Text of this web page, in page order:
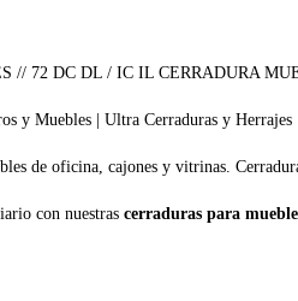
// 72 DC DL / IC IL CERRADURA
y Muebles | Ultra Cerraduras y Herrajes
de oficina, cajones y vitrinas.
con nuestras cerraduras para